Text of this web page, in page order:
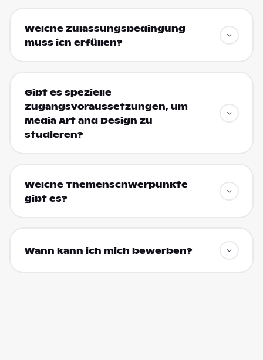
Welche Zulassungsbedingung
muss ich erfüllen?
Gibt es spezielle
Zugangsvoraussetzungen, um
Media Art and Design zu
studieren?
Welche Themenschwerpunkte
gibt es?
Wann kann ich mich bewerben?